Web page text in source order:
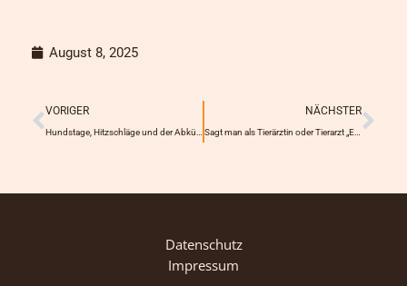
August 8, 2025
VORIGER NÄCHSTER
Datenschutz
Impressum